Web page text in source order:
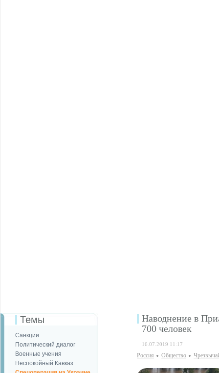
Темы
Санкции
Политический диалог
Военные учения
Неспокойный Кавказ
Наводнение в
700 человек
16.07.2019 11:17
Россия Общество